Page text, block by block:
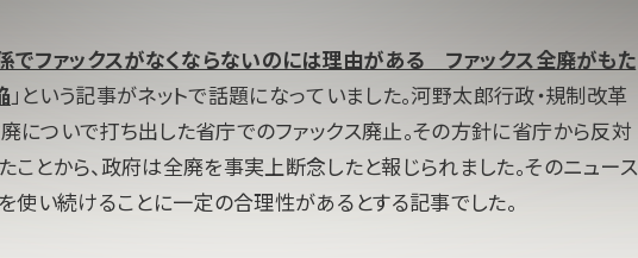
でファックスがなくならないのには理由がある ファックス全廃がもた
」という記事がネットで話題になっていました。河野太郎行政・規制改革
についで打ち出した省庁でのファックス廃止。その方針に省庁から反対
ことから、政府は全廃を事実上断念したと報じられました。そのニュース
を使い続けることに一定の合理性があるとする記事でした。